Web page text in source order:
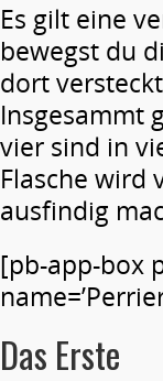
Es gilt eine
bewegst du
dort
Insgesammt
vier sind in
Flasche wird
ausfindig
[pb-app-box
Das Erste